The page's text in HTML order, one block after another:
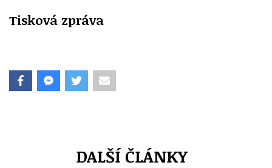
Tisková zpráva
DALŠÍ ČLÁNKY